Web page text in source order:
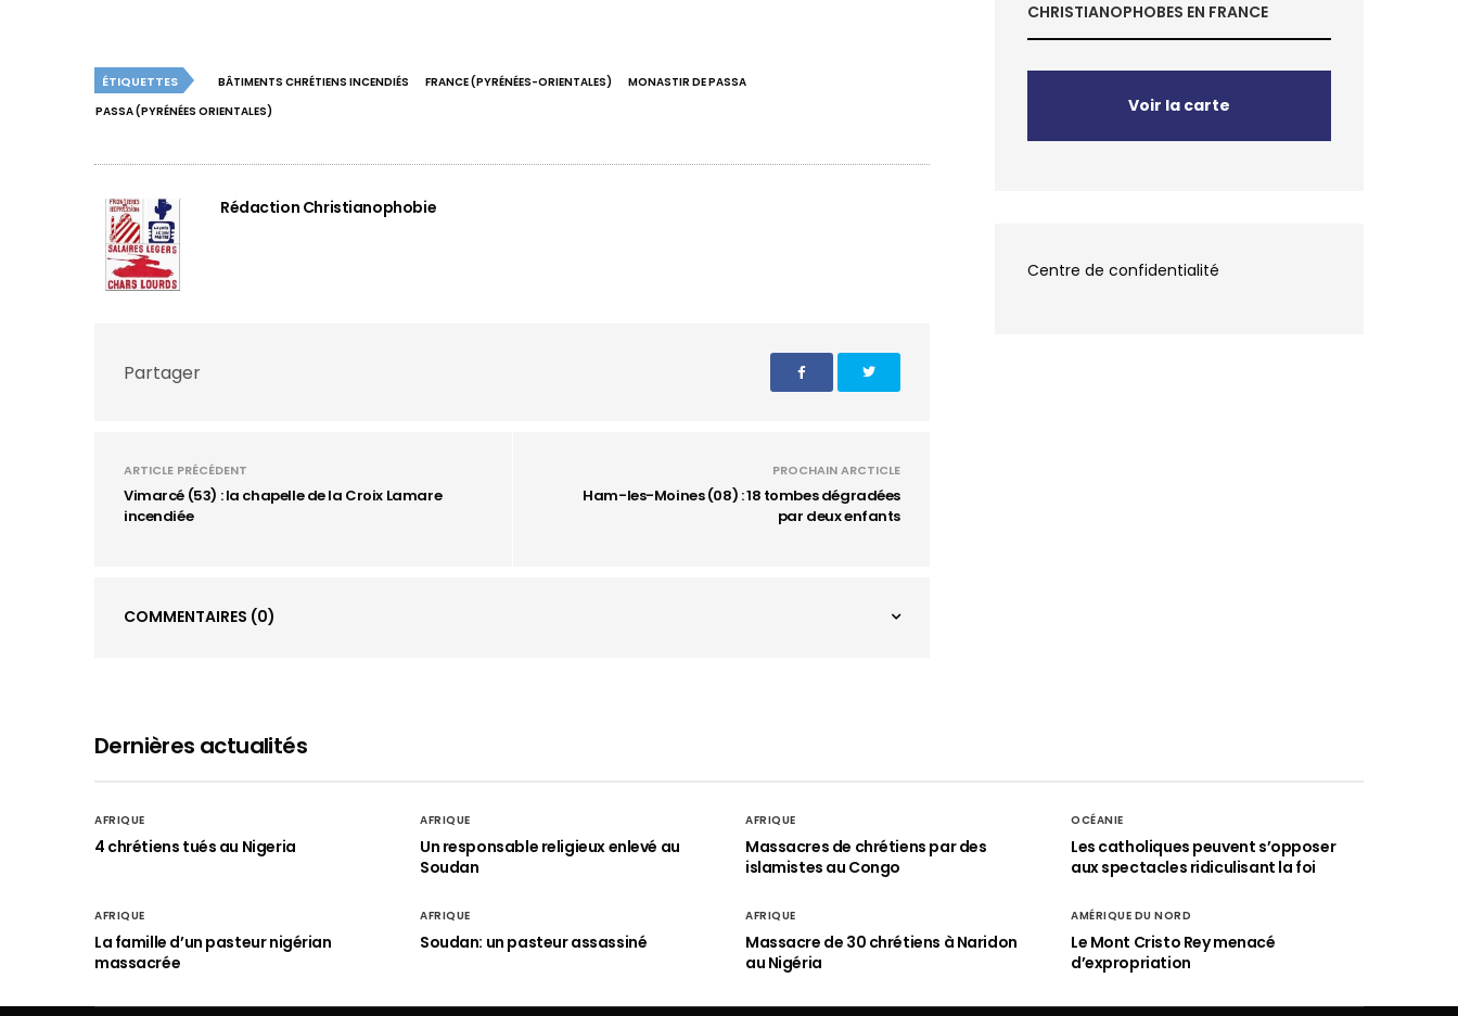
ÉTIQUETTES BÂTIMENTS CHRÉTIENS INCENDIÉS FRANCE (PYRÉNÉES-ORIENTALES)
MONASTIR DE PASSA
PASSA (PYRÉNÉES ORIENTALES)
Rédaction Christianophobie
Partager
ARTICLE PRÉCÉDENT
Vimarcé (53) : la chapelle de la Croix Lamare
incendiée
PROCHAIN ARCTICLE
Ham-les-Moines (08) : 18 tombes dégradées
par deux enfants
COMMENTAIRES (0)
CHRISTIANOPHOBES EN FRANCE
Voir la carte
Centre de confidentialité
Dernières actualités
AFRIQUE
4 chrétiens tués au Nigeria
AFRIQUE
Un responsable religieux enlevé au
Soudan
AFRIQUE
Massacres de chrétiens par des
islamistes au Congo
OCÉANIE
Les catholiques peuvent s’opposer
aux spectacles ridiculisant la foi
AFRIQUE
La famille d’un pasteur nigérian
massacrée
AFRIQUE
Soudan: un pasteur assassiné
AFRIQUE
Massacre de 30 chrétiens à Naridon
au Nigéria
AMÉRIQUE DU NORD
Le Mont Cristo Rey menacé
d’expropriation